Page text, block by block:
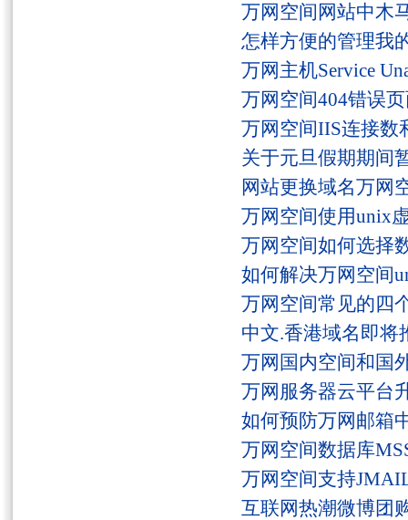
万网空间网站中木
怎样方便的管理我
万网主机Service
万网空间404错误
万网空间IIS连接数
关于元旦假期期间
网站更换域名万网
万网空间使用unix
万网空间如何选择
如何解决万网空间
万网空间常见的四
中文.香港域名即将
万网国内空间和国
万网服务器云平台
如何预防万网邮箱
万网空间数据库
万网空间支持
互联网热潮微博团